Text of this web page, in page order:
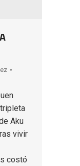
Aku
vivir
costó